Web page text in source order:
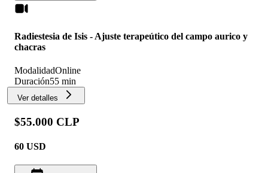
Radiestesia de Isis - Ajuste terapeútico del campo aurico y
chacras
ModalidadOnline
Duración55 min
Ver detalles
$55.000 CLP
60 USD